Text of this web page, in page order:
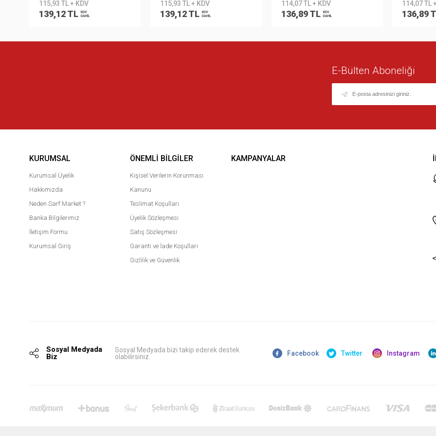
115,93 TL + KDV
139,12 TL
KDV
DAHİL
115,93 TL + KDV
139,12 TL
KDV
DAHİL
114,07 TL + KDV
136,89 TL
KDV
DAHİL
114,07 TL
136,89
E-Bülten Aboneliği
KURUMSAL
Kurumsal Üyelik
Hakkımızda
Neden Sarf Market ?
Banka Bilgilerimiz
İletişim Formu
Kurumsal Giriş
ÖNEMLI BILGILER
Kişisel Verilerin Korunması
Kanunu
Teslimat Koşulları
Üyelik Sözleşmesi
Satış Sözleşmesi
Garanti ve İade Koşulları
Gizlilik ve Güvenlik
KAMPANYALAR
Sosyal Medyada
Biz
Sosyal Medyada bizi takip ederek destek
olabilirsiniz.
Facebook Twitter Instagram